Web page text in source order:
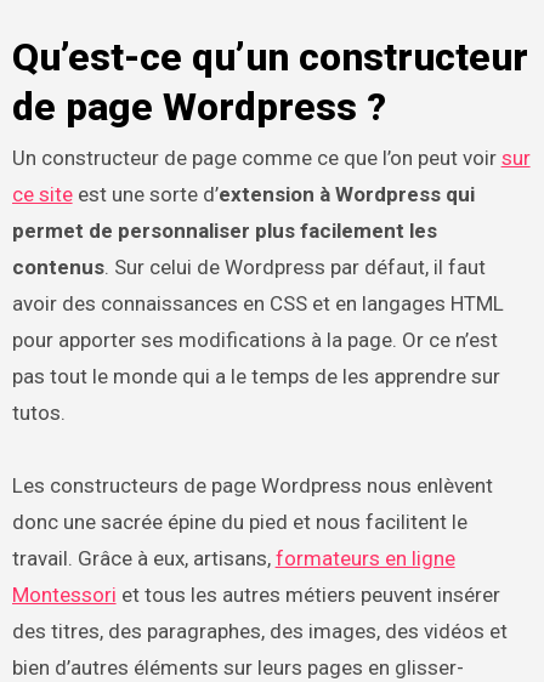
Qu’est-ce qu’un constructeur
de page Wordpress ?
Un constructeur de page comme ce que l’on peut voir sur
ce siteest une sorte d’extension à Wordpress qui
permet de personnaliser plus facilement les
contenus. Sur celui de Wordpress par défaut, il faut
avoir des connaissances en CSS et en langages HTML
pour apporter ses modifications à la page. Or ce n’est
pas tout le monde qui a le temps de les apprendre sur
tutos.
Les constructeurs de page Wordpress nous enlèvent
donc une sacrée épine du pied et nous facilitent le
travail. Grâce à eux, artisans, formateurs en ligne
Montessori et tous les autres métiers peuvent insérer
des titres, des paragraphes, des images, des vidéos et
bien d’autres éléments sur leurs pages en glisser-